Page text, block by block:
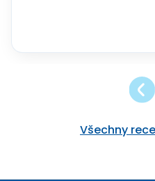
Všechny